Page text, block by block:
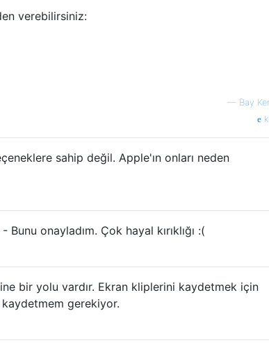
verebilirsiniz:
— Bay
sahip değil. Apple'ın onları neden
onayladım. Çok hayal kırıklığı :(
bir yolu vardır. Ekran kliplerini kaydetmek için
gerekiyor.